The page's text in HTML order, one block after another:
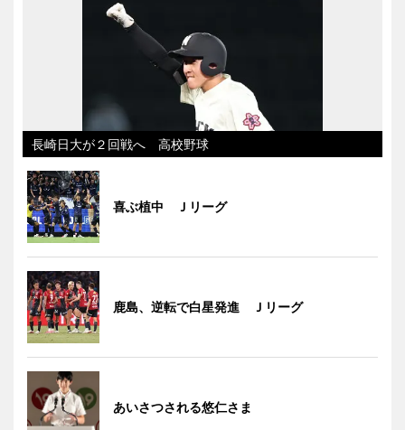
長崎日大が２回戦へ 高校野球
喜ぶ植中 Ｊリーグ
鹿島、逆転で白星発進 Ｊリーグ
あいさつされる悠仁さま